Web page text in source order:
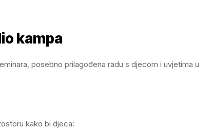
kampa
posebno prilagođena radu s djecom i uvjetima u
kako bi djeca: